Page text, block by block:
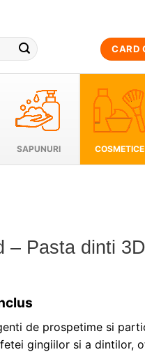
CARD
SAPUNURI COSMETICE
– Pasta dinti
de prospetime si
gingiilor si a dintilor,